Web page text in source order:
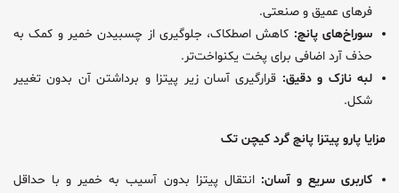
فرهای عمیق و صنعتی.
سوراخ‌های پانچ: کاهش اصطکاک، جلوگیری از چسبیدن خمیر و کمک به
حذف آرد اضافی برای پخت یکنواخت‌تر.
لبه نازک و دقیق: قرارگیری آسان زیر پیتزا و برداشتن آن بدون تغییر
شکل.
مزایا پارو پیتزا پانچ گرد کیچن تک
کاربری سریع و آسان: انتقال پیتزا بدون آسیب به خمیر و با حداقل